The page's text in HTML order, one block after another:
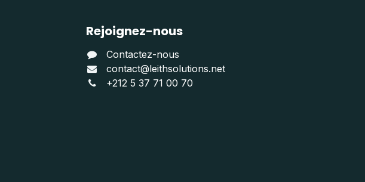
Rejoignez-nous
Contactez-nous
contact@leithsolutions.net
+212 5 37 71 00 70